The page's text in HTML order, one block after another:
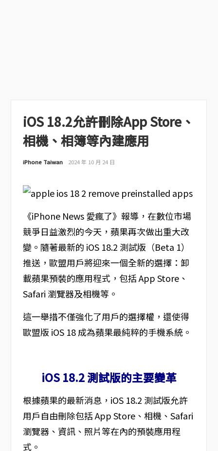
iOS 18.2允許刪除App Store、
相機、相簿等內建應用
iPhone Taiwan 2024 年 10 月 24 日
《iPhone News 愛瘋了》報導，在數位市場
競爭日益激烈的今天，蘋果再次做出重大改
變。隨著最新的 iOS 18.2 測試版（Beta 1）
推送，歐盟用戶將迎來一個全新的選擇：卸
載蘋果預裝的應用程式，包括 App Store、
Safari 瀏覽器及相機等。
這一舉措不僅強化了用戶的選擇權，還使得
歐盟版 iOS 18 成為蘋果最純粹的手機系統。
iOS 18.2 測試版的主要變革
根據蘋果的最新消息，iOS 18.2 測試版允許
用戶自由刪除包括 App Store、相機、Safari
瀏覽器、資訊、照片等在內的預裝應用程
式。